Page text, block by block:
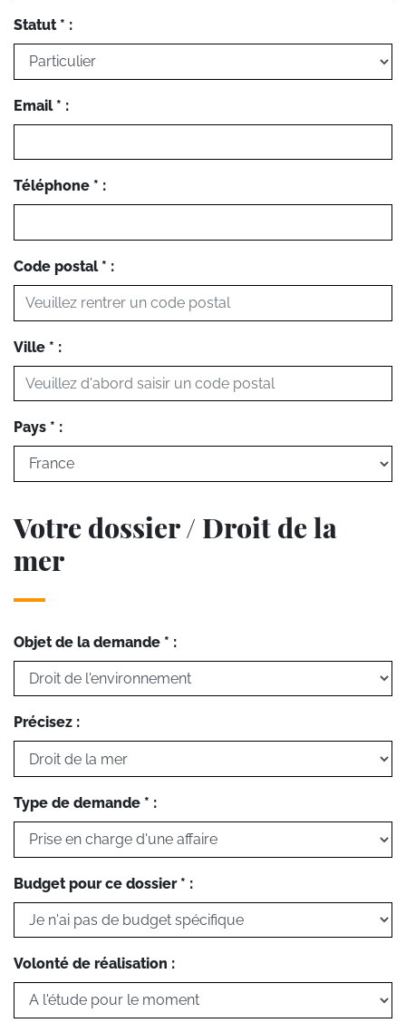
Statut * :
Email * :
Téléphone * :
Code postal * :
Ville * :
Pays * :
Votre dossier / Droit de la
mer
Objet de la demande * :
Précisez :
Type de demande * :
Budget pour ce dossier * :
Volonté de réalisation :